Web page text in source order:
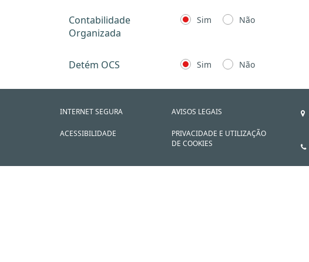
Contabilidade
Organizada
Sim Não
Detém OCS Sim Não
INTERNET SEGURA
ACESSIBILIDADE
AVISOS LEGAIS
PRIVACIDADE E UTILIZAÇÃO
DE COOKIES